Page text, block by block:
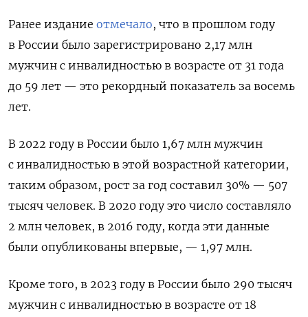
Ранее издание отмечало, что в прошлом году
в России было зарегистрировано 2,17 млн
мужчин с инвалидностью в возрасте от 31 года
до 59 лет — это рекордный показатель за восемь
лет.
В 2022 году в России было 1,67 млн мужчин
с инвалидностью в этой возрастной категории,
таким образом, рост за год составил 30% — 507
тысяч человек. В 2020 году это число составляло
2 млн человек, в 2016 году, когда эти данные
были опубликованы впервые, — 1,97 млн.
Кроме того, в 2023 году в России было 290 тысяч
мужчин с инвалидностью в возрасте от 18